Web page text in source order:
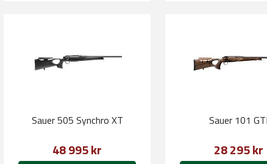
Sauer 505 Synchro XT
48 995 kr
Sauer 101 GTI
28 295 kr